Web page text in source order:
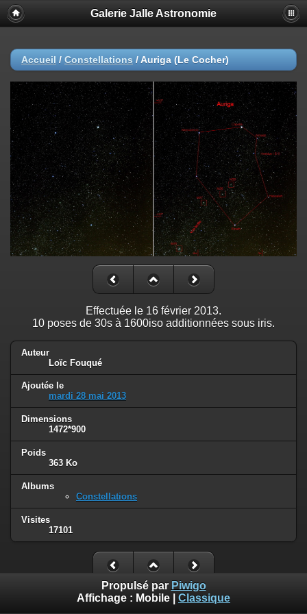
Galerie Jalle Astronomie
Accueil / Constellations / Auriga (Le Cocher)
Effectuée le 16 février 2013.
10 poses de 30s à 1600iso additionnées sous iris.
Auteur
Loïc Fouqué
Ajoutée le
mardi 28 mai 2013
Dimensions
1472*900
Poids
363 Ko
Albums
Constellations
Visites
17101
Propulsé par Piwigo
Affichage : Mobile Classique